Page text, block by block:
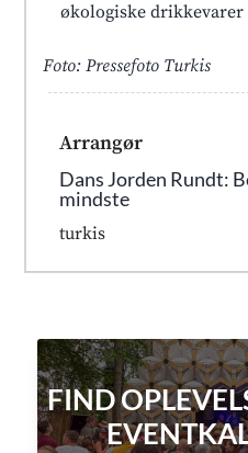
økologiske drikkevarer
Foto: Pressefoto Turkis
Arrangør
Dans Jorden Rundt:
mindste
turkis
FIND